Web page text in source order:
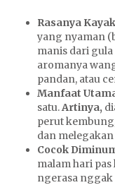
Rasanya
yang nyaman
manis dari gula
aromanya
pandan, atau
Manfaat
satu.Artinya,
perut
dan
Cocok
malam hari pas
ngerasa nggak